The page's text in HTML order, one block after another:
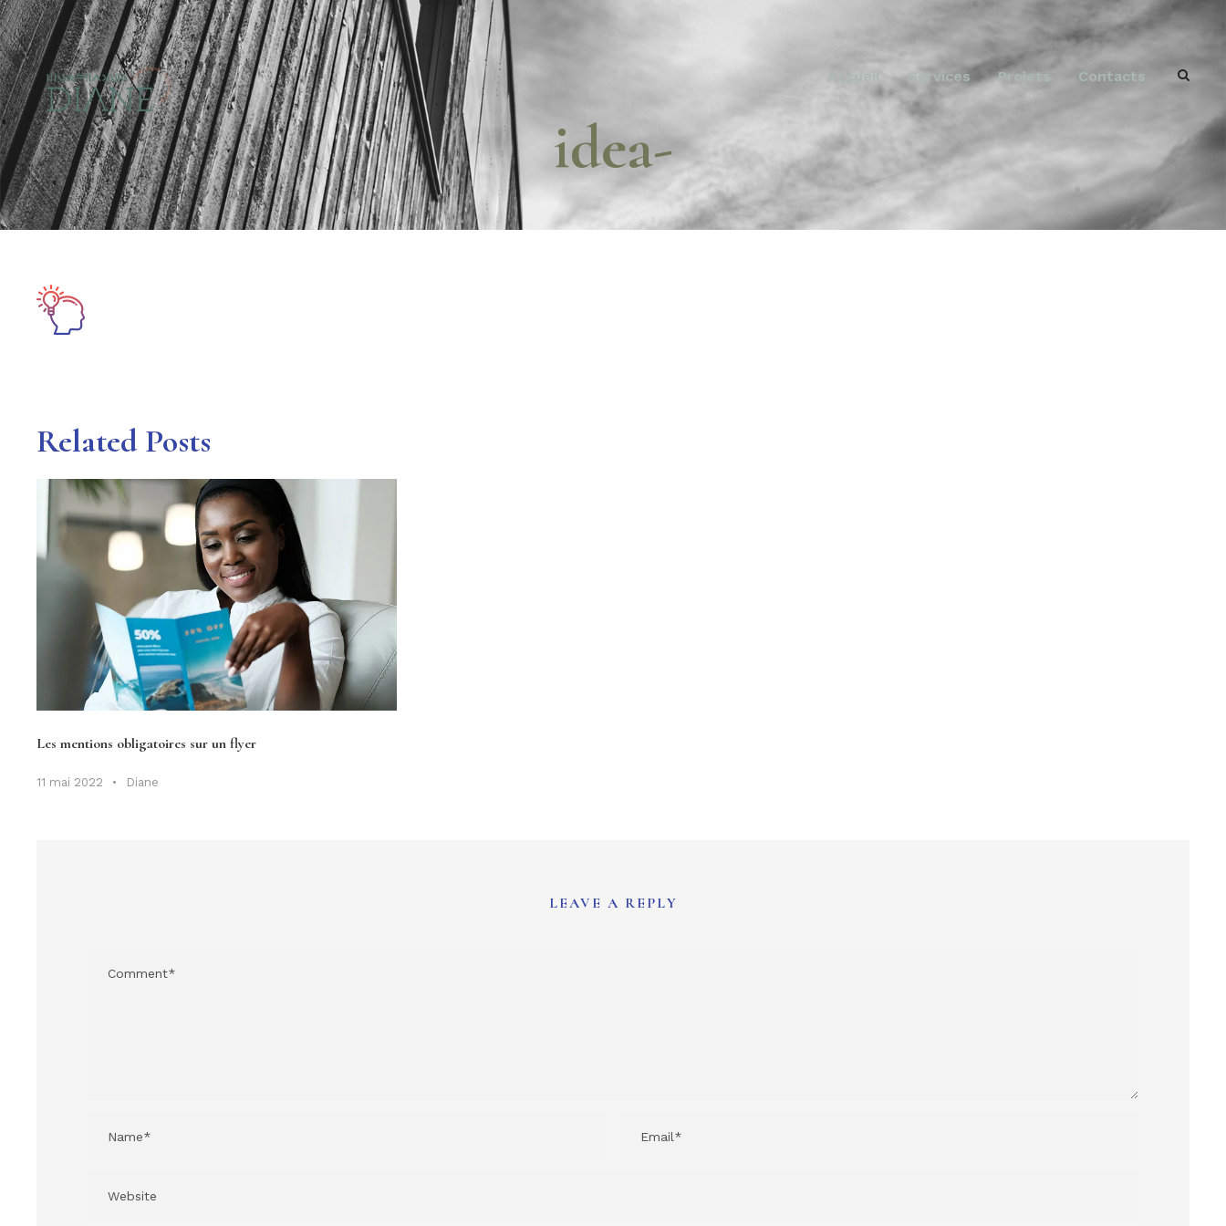
Accueil Services Projets Contacts
idea-
Related Posts
Les mentions obligatoires sur un flyer
11 mai 2022 • Diane
LEAVE A REPLY